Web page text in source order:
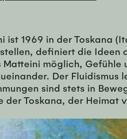
ist 1969 in der Toskana
definiert die Ideen
Matteini möglich,
Der
sind stets in
der Toskana, der Heimat